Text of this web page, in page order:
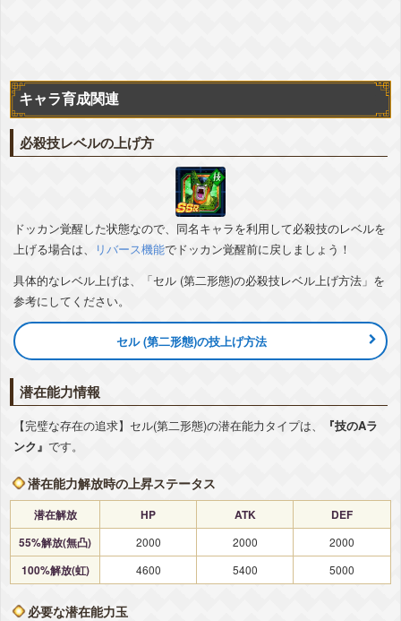
『底なしの怒りの化身』ゴクウブラック(超サイヤ人ロゼ)(分身)
[力]
気力 +4 ATK +45% DEF +30% 回避+5%
▽編成おすすめカテゴリ
時空を超えし者 高速戦闘
『底なしの怒りの化身』ゴクウブラック(超サイヤ人ロゼ)(分身)
+45% DEF +30%
▽編成おすすめカテゴリ
時空を超えし者 高速戦闘 世界の混乱
+詳細
キャラ育成関連
必殺技レベルの上げ方
ドッカン覚醒した状態なので、同名キャラを利用して必殺技のレベルを
上げる場合は、
リバース機能でドッカン覚醒前に戻しましょう！
具体的なレベル上げは、「セル (第二形態)の必殺技レベル上げ方法」を
参考にしてください。
セル (第二形態)の技上げ方法
潜在能力情報
【完璧な存在の追求】セル(第二形態)の潜在能力タイプは、
『技のAラ
ンク』 です。
潜在能力解放時の上昇ステータス
潜在解放 HP ATK
DEF
55%解放(無凸)
2000 2000 2000
100%解放(虹) 4600 5400 5000
必要な潜在能力玉